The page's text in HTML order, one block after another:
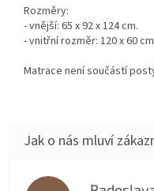
Rozměry:
- vnější: 65 x 92 x 124 cm.
- vnitřní rozměr: 120 x 60
Matrace není součástí